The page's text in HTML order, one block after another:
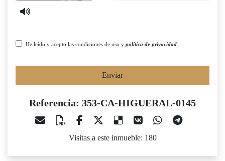
He leído y acepto las condiciones de uso y política de privacidad
Enviar
Referencia: 353-CA-HIGUERAL-0145
Visitas a este inmueble: 180